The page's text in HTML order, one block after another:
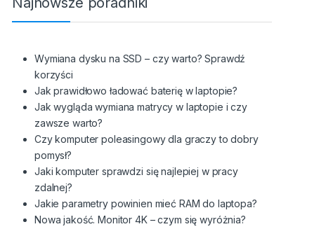
Wymiana dysku na SSD – czy warto? Sprawdź
korzyści
Jak prawidłowo ładować baterię w laptopie?
Jak wygląda wymiana matrycy w laptopie i czy
zawsze warto?
Czy komputer poleasingowy dla graczy to dobry
pomysł?
Jaki komputer sprawdzi się najlepiej w pracy
zdalnej?
Jakie parametry powinien mieć RAM do laptopa?
Nowa jakość. Monitor 4K – czym się wyróżnia?